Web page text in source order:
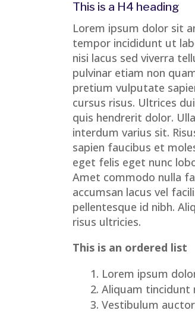
This is a H4 heading
Lorem ipsum dolor sit
tempor incididunt ut
nisi lacus sed viverra
pulvinar etiam non
pretium vulputate
cursus risus. Ultrices
quis hendrerit dolor.
interdum varius sit.
sapien faucibus et
eget felis eget nunc
Amet commodo nulla
accumsan lacus vel
pellentesque id nibh.
risus ultricies.
This is an ordered list
Lorem ipsum
Aliquam tincidunt
Vestibulum